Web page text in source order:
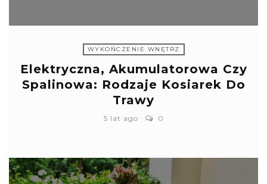
WYKOŃCZENIE WNĘTRZ
Elektryczna, Akumulatorowa Czy
Spalinowa: Rodzaje Kosiarek Do
Trawy
5 lat ago 0